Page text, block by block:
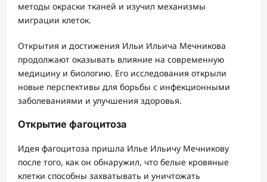
методы окраски тканей и изучил механизмы
миграции клеток.
Открытия и достижения Ильи Ильича Мечникова
продолжают оказывать влияние на современную
медицину и биологию. Его исследования открыли
новые перспективы для борьбы с инфекционными
заболеваниями и улучшения здоровья.
Открытие фагоцитоза
Идея фагоцитоза пришла Илье Ильичу Мечникову
после того, как он обнаружил, что белые кровяные
клетки способны захватывать и уничтожать